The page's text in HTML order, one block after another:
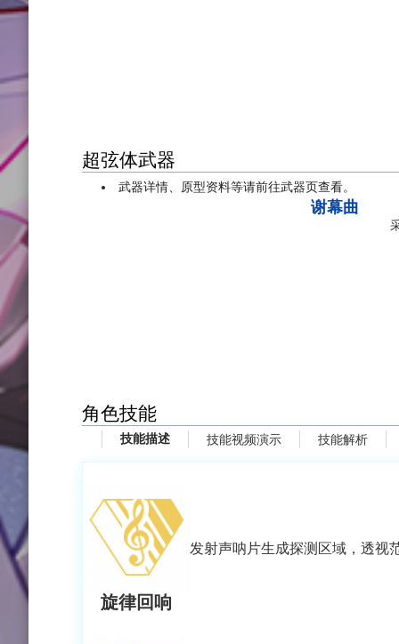
超弦体武器
武器详情、原型资料等请前往武器页查看。
谢幕曲
角色技能
技能描述 技能视频演示 技能解析
旋律回响
发射声呐片生成探测区域，透视